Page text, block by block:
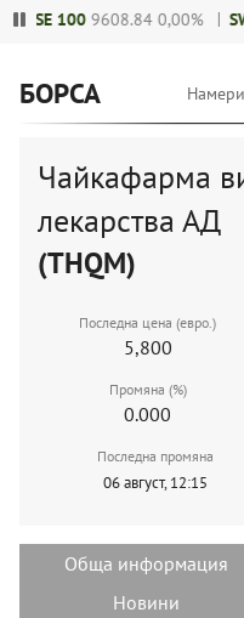
FTSE 100 9608.84 0,00%
БОРСА
Чайкафарма
лекарства АД
(THQM)
Последна цена (евро.)
5,800
Промяна (%)
0.000
Последна промяна
06 август, 12:15
Обща информация
Новини